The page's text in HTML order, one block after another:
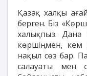
Қазақ халқы
берген. Біз
халықпыз. Дана
көршіңмен, кем
нақыл сөз бар.
салауаты мен